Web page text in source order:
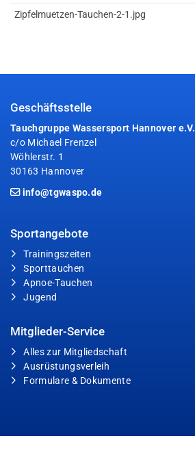
Zipfelmuetzen-Tauchen-2-1.jpg
Geschäftsstelle
Tauchgruppe Wassersport Hannover e.V.
c/o Michael Frenzel
Wöhlerstr. 1
30163 Hannover
info@tgwaspo.de
Sportangebote
Trainingszeiten
Sporttauchen
Apnoe-Tauchen
Jugend
Mitglieder-Service
Alles zur Mitgliedschaft
Ausrüstungsverleih
Formulare & Dokumente